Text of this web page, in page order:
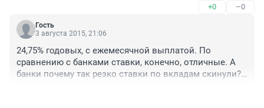
+0 –0
Гость
3 августа 2015, 21:06
24,75% годовых, с ежемесячной выплатой. По
сравнению с банками ставки, конечно, отличные. А
банки почему так резко ставки по вкладам скинули?